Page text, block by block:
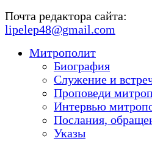
Почта редактора сайта:
lipelep48@gmail.com
Митрополит
Биография
Служение и
Проповеди
Интервью
Послания,
Указы